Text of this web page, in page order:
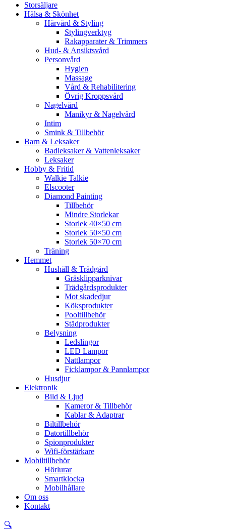
Storsäljare
Hälsa & Skönhet
Hårvård & Styling
Stylingverktyg
Rakapparater & Trimmers
Hud- & Ansiktsvård
Personvård
Hygien
Massage
Vård & Rehabilitering
Övrig Kroppsvård
Nagelvård
Manikyr & Nagelvård
Intim
Smink & Tillbehör
Barn & Leksaker
Badleksaker & Vattenleksaker
Leksaker
Hobby & Fritid
Walkie Talkie
Elscooter
Diamond Painting
Tillbehör
Mindre Storlekar
Storlek 40×50 cm
Storlek 50×50 cm
Storlek 50×70 cm
Träning
Hemmet
Hushåll & Trädgård
Gräsklipparknivar
Trädgårdsprodukter
Mot skadedjur
Köksprodukter
Pooltillbehör
Städprodukter
Belysning
Ledslingor
LED Lampor
Nattlampor
Ficklampor & Pannlampor
Husdjur
Elektronik
Bild & Ljud
Kameror & Tillbehör
Kablar & Adaptrar
Biltillbehör
Datortillbehör
Spionprodukter
Wifi-förstärkare
Mobiltillbehör
Hörlurar
Smartklocka
Mobilhållare
Om oss
Kontakt
🔍